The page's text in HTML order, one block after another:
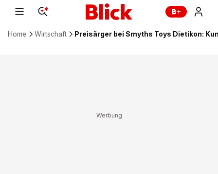
Home Wirtschaft Preisärger bei Smyths Toys Dietikon: